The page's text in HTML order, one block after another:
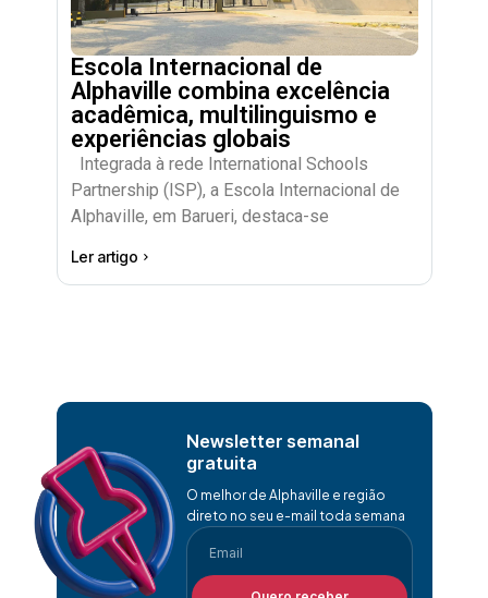
Escola Internacional de
Alphaville combina excelência
acadêmica, multilinguismo e
experiências globais
Integrada à rede International Schools
Partnership (ISP), a Escola Internacional de
Alphaville, em Barueri, destaca-se
Ler artigo
Newsletter semanal
gratuita
O melhor de Alphaville e região
direto no seu e-mail toda semana